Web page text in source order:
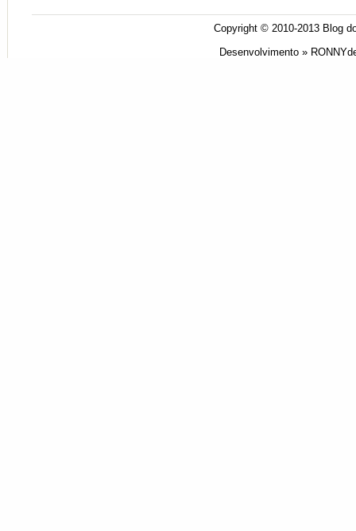
Copyright © 2010-2013 Blog
Desenvolvimento »